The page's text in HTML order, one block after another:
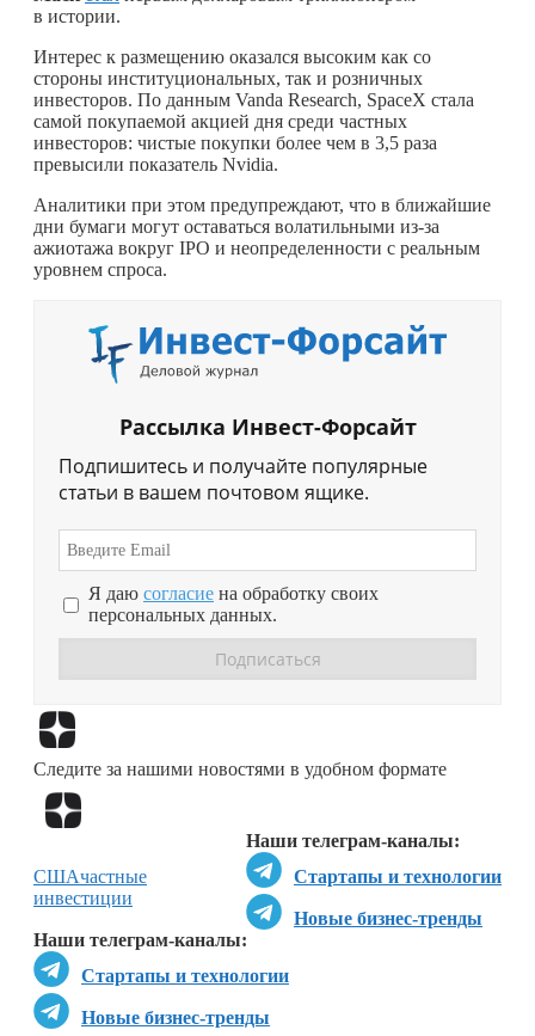
в истории.
Интерес к размещению оказался высоким как со
стороны институциональных, так и розничных
инвесторов. По данным Vanda Research, SpaceX стала
самой покупаемой акцией дня среди частных
инвесторов: чистые покупки более чем в 3,5 раза
превысили показатель Nvidia.
Аналитики при этом предупреждают, что в ближайшие
дни бумаги могут оставаться волатильными из-за
ажиотажа вокруг IPO и неопределенности с реальным
уровнем спроса.
Рассылка Инвест-Форсайт
Подпишитесь и получайте популярные
статьи в вашем почтовом ящике.
Я даю согласие на обработку своих
персональных данных.
Следите за нашими новостями в удобном формате
Наши телеграм-каналы:
Стартапы и технологии
Новые бизнес-тренды
Наши телеграм-каналы:
Стартапы и технологии
Новые бизнес-тренды
СШАчастные
инвестиции